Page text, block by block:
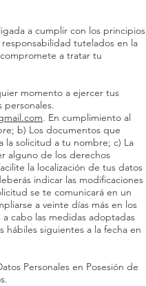
a cumplir con los principios
tutelados en la
a tratar tu
momento a ejercer tus
personales.
. En cumplimiento al
b) Los documentos que
la solicitud a tu nombre; c) La
alguno de los derechos
la localización de tus datos
indicar las modificaciones
se te comunicará en un
a veinte días más en los
cabo las medidas adoptadas
siguientes a la fecha en
Personales en Posesión de